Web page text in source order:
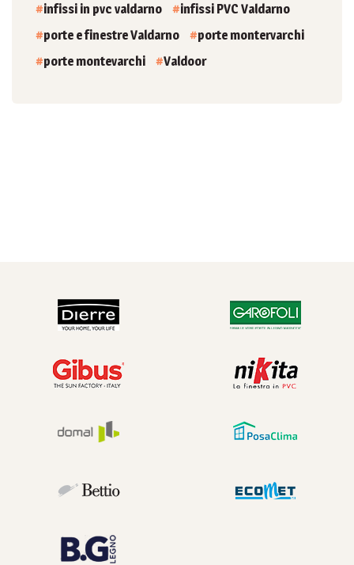
infissi in pvc valdarno
infissi PVC Valdarno
porte e finestre Valdarno
porte montervarchi
porte montevarchi
Valdoor